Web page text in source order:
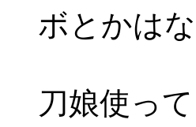
ボとかは
刀娘使っ